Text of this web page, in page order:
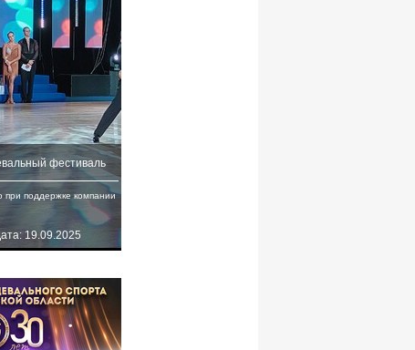
фестиваль
поддержке компании
19.09.2025